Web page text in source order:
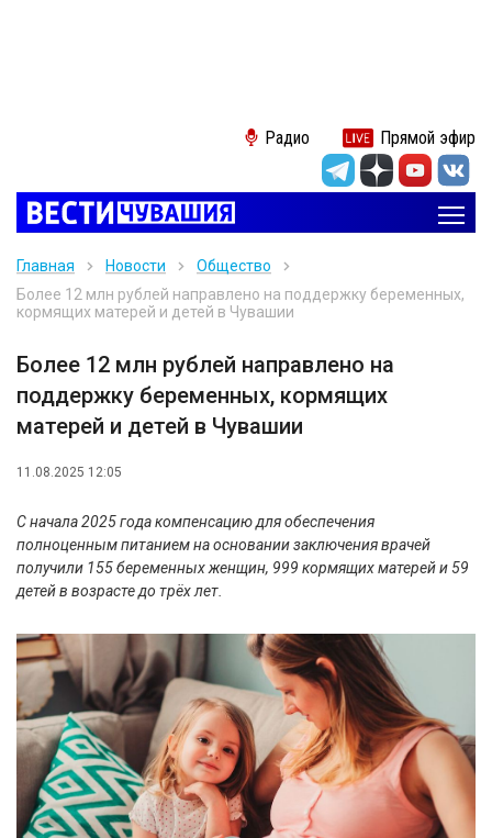
Радио Прямой эфир
Главная Новости
Общество
Более 12 млн рублей направлено на поддержку беременных,
кормящих матерей и детей в Чувашии
Более 12 млн рублей направлено на
поддержку беременных, кормящих
матерей и детей в Чувашии
11.08.2025 12:05
С начала 2025 года компенсацию для обеспечения
полноценным питанием на основании заключения врачей
получили 155 беременных женщин, 999 кормящих матерей и 59
детей в возрасте до трёх лет.